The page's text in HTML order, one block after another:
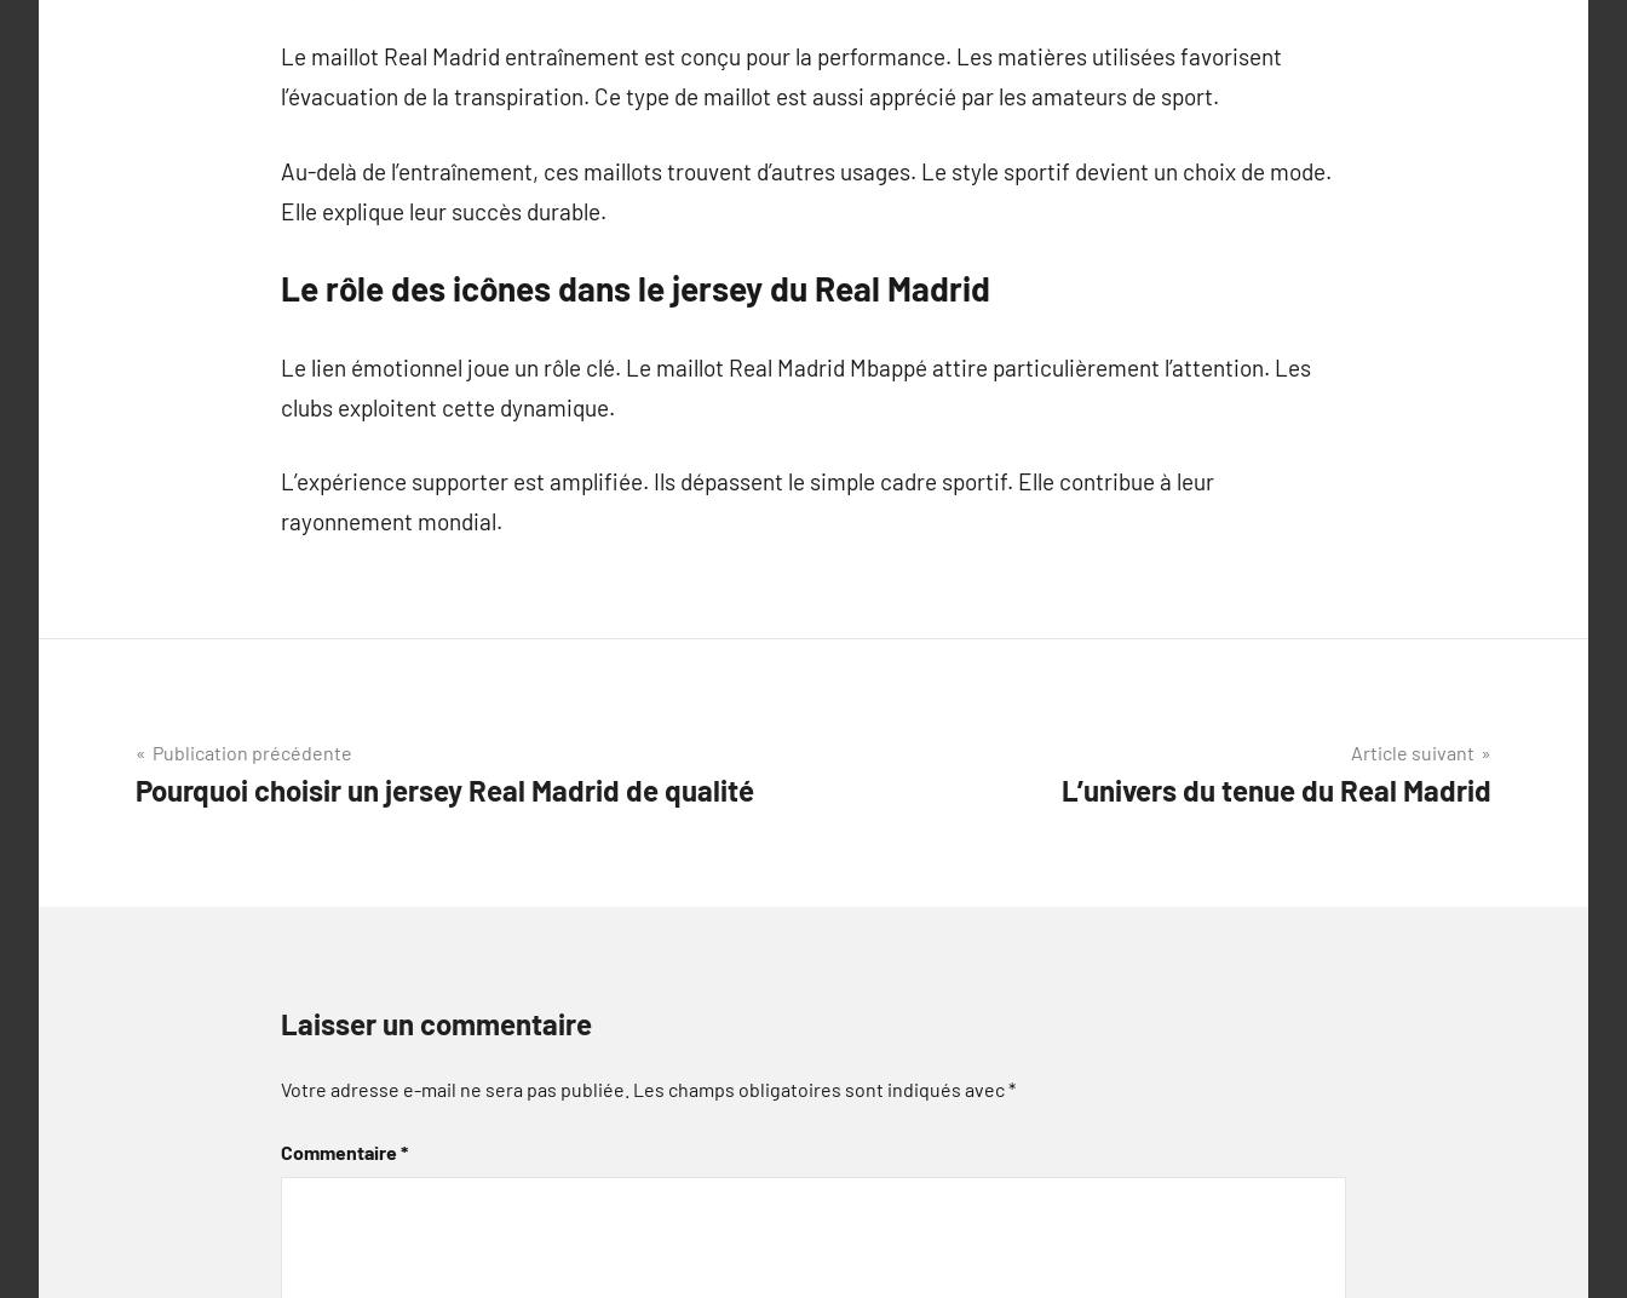
Le maillot Real Madrid entraînement est conçu pour la performance. Les matières utilisées favorisent
l’évacuation de la transpiration. Ce type de maillot est aussi apprécié par les amateurs de sport.
Au-delà de l’entraînement, ces maillots trouvent d’autres usages. Le style sportif devient un choix de mode.
Elle explique leur succès durable.
Le rôle des icônes dans le jersey du Real Madrid
Le lien émotionnel joue un rôle clé. Le maillot Real Madrid Mbappé attire particulièrement l’attention. Les
clubs exploitent cette dynamique.
L’expérience supporter est amplifiée. Ils dépassent le simple cadre sportif. Elle contribue à leur
rayonnement mondial.
Navigation
de
Publication précédente
Pourquoi choisir un jersey Real Madrid de qualité
Article suivant
L’univers du tenue du Real Madrid
Laisser un commentaire
Votre adresse e-mail ne sera pas publiée. Les champs obligatoires sont indiqués avec*
Commentaire*